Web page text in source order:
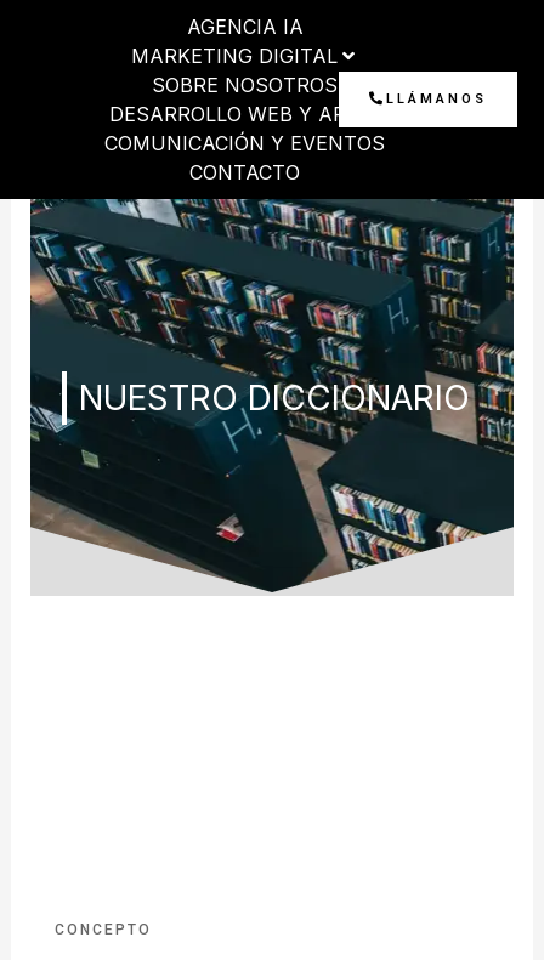
AGENCIA IA
MARKETING DIGITAL
SOBRE NOSOTROS
DESARROLLO WEB Y APP
COMUNICACIÓN Y EVENTOS
CONTACTO
LLÁMANOS
NUESTRO DICCIONARIO
CONCEPTO